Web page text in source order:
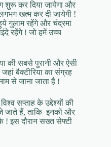
शुरू कर दिया जायेगा और
खत्म कर दी जायेगी !
गुलाम रहेंगे और चंद्रमा
रहेंगे ! जो हमें उच्च
की सबसे पुरानी और ऐसी
बैक्टीरिया का संग्रह
से जाना जाता है !
सप्ताह के उद्देश्यों की
जाते हैं, ताकि इनको और
! इस दौरान सख्त सेफ्टी